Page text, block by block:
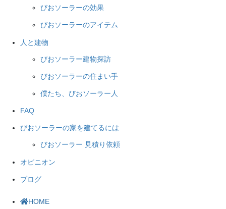
びおソーラーの効果
びおソーラーのアイテム
人と建物
びおソーラー建物探訪
びおソーラーの住まい手
僕たち、びおソーラー人
FAQ
びおソーラーの家を建てるには
びおソーラー 見積り依頼
オピニオン
ブログ
HOME